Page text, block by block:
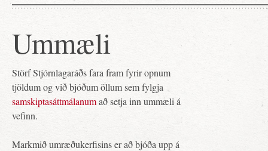
Ummæli
Störf Stjórnlagaráðs fara fram fyrir opnum
tjöldum og við bjóðum öllum sem fylgja
samskiptasáttmálanumað setja inn ummæli á
vefinn.
Markmið umræðukerfisins er að bjóða upp á